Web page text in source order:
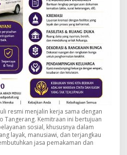
resmi menjalin kerja sama dengan
Tangerang. Kemitraan ini bertujuan
sosial, khususnya dalam
layak, manusiawi, dan terjangkau
jasa pemakaman dan